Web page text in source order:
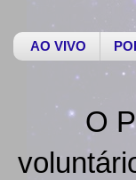
AO VIVO
O